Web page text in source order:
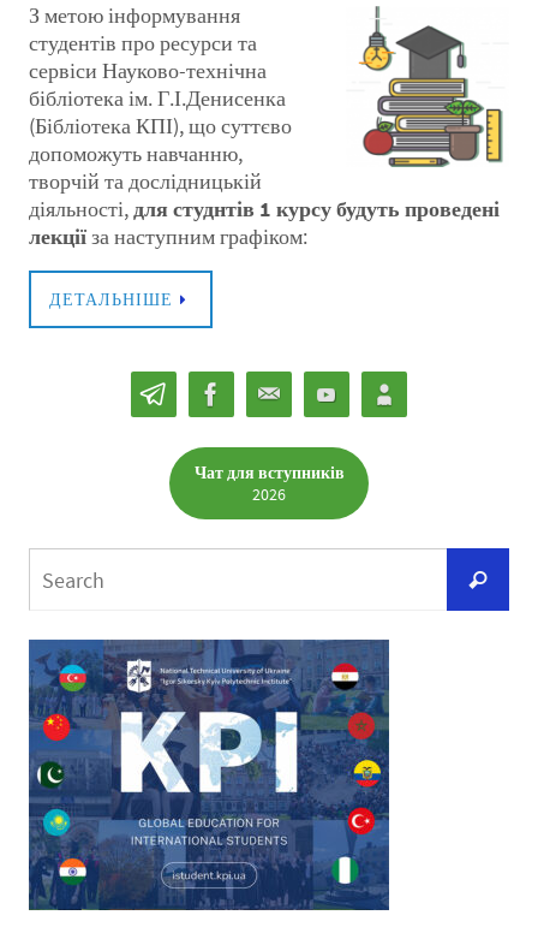
З метою інформування
студентів про ресурси та
сервіси Науково-технічна
бібліотека ім. Г.І.Денисенка
(Бібліотека КПІ), що суттєво
допоможуть навчанню,
творчій та дослідницькій
діяльності,для студнтів 1 курсу будуть проведені
лекціїза наступним графіком:
ДЕТАЛЬНІШЕ
Чат для вступників
2026